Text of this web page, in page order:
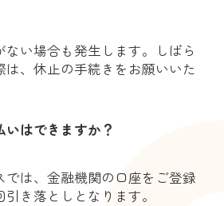
い場合も発生します。しばら
は、休止の手続きをお願いいた
はできますか？
では、金融機関の口座をご登録
き落としとなります。